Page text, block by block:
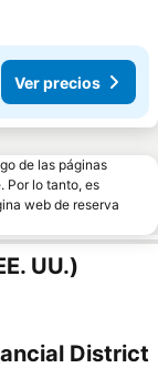
Ver precios
de las páginas
Por lo tanto, es
web de reserva
UU.)
District